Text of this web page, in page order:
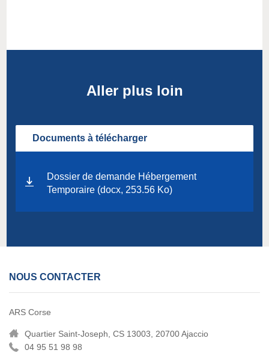
Aller plus loin
Documents à télécharger
Dossier de demande Hébergement
Temporaire (docx, 253.56 Ko)
NOUS CONTACTER
ARS Corse
Quartier Saint-Joseph, CS 13003, 20700 Ajaccio
04 95 51 98 98